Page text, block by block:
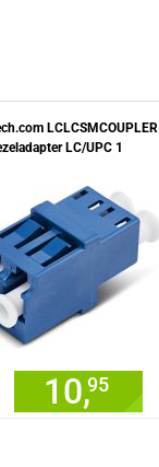
LCLCSMCOUPLER
LC/UPC 1
10,95